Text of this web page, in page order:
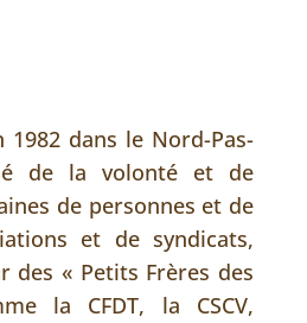
1982 dans le Nord-Pas-
de la volonté et de
de personnes et de
et de syndicats,
des « Petits Frères des
la CFDT, la CSCV,